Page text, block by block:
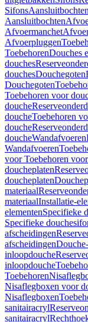
SifonsAansluitbochten
Aansluitbochten
Afvoermanchet
Afvoerpluggen
ToebehorenDouches
douches
douchesDouchegoten
Douchegoten
Toebehoren voor
douche
doucheToebehoren
douche
doucheWandafvoeren
Wandafvoeren
voor Toebehoren
doucheplaten
doucheplaten
materiaal
materiaalInstallatie-
elementenSpecifieke
Specifieke
afscheidingen
afscheidingen
inloopdouche
inloopdouche
Toebehoren
Nisaflegboxen voor
Nisaflegboxen
sanitairacryl
sanitairacryl